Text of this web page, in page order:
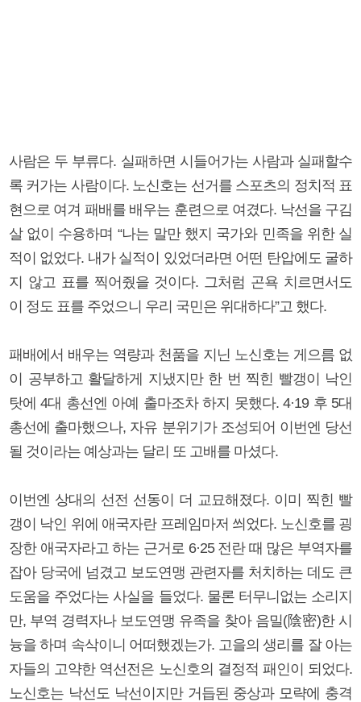
사람은 두 부류다. 실패하면 시들어가는 사람과 실패할수
록 커가는 사람이다. 노신호는 선거를 스포츠의 정치적 표
현으로 여겨 패배를 배우는 훈련으로 여겼다. 낙선을 구김
살 없이 수용하며 “나는 말만 했지 국가와 민족을 위한 실
적이 없었다. 내가 실적이 있었더라면 어떤 탄압에도 굴하
지 않고 표를 찍어줬을 것이다. 그처럼 곤욕 치르면서도
이 정도 표를 주었으니 우리 국민은 위대하다”고 했다.
패배에서 배우는 역량과 천품을 지닌 노신호는 게으름 없
이 공부하고 활달하게 지냈지만 한 번 찍힌 빨갱이 낙인
탓에 4대 총선엔 아예 출마조차 하지 못했다. 4·19 후 5대
총선에 출마했으나, 자유 분위기가 조성되어 이번엔 당선
될 것이라는 예상과는 달리 또 고배를 마셨다.
이번엔 상대의 선전 선동이 더 교묘해졌다. 이미 찍힌 빨
갱이 낙인 위에 애국자란 프레임마저 씌었다. 노신호를 굉
장한 애국자라고 하는 근거로 6·25 전란 때 많은 부역자를
잡아 당국에 넘겼고 보도연맹 관련자를 처치하는 데도 큰
도움을 주었다는 사실을 들었다. 물론 터무니없는 소리지
만, 부역 경력자나 보도연맹 유족을 찾아 음밀(陰密)한 시
늉을 하며 속삭이니 어떠했겠는가. 고을의 생리를 잘 아는
자들의 고약한 역선전은 노신호의 결정적 패인이 되었다.
노신호는 낙선도 낙선이지만 거듭된 중상과 모략에 충격